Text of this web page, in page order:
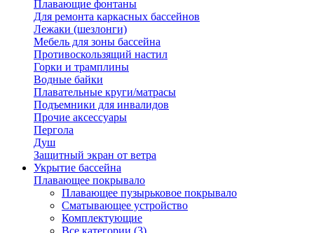
Плавающие фонтаны
Для ремонта каркасных бассейнов
Лежаки (шезлонги)
Мебель для зоны бассейна
Противоскользящий настил
Горки и трамплины
Водные байки
Плавательные круги/матрасы
Подъемники для инвалидов
Прочие аксессуары
Пергола
Душ
Защитный экран от ветра
Укрытие бассейна
Плавающее покрывало
Плавающее пузырьковое покрывало
Сматывающее устройство
Комплектующие
Все категории (3)